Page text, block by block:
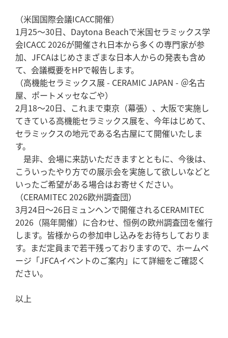
（米国国際会議ICACC開催）
1月25～30日、Daytona Beachで米国セラミックス学
会ICACC 2026が開催され日本から多くの専門家が参
加、JFCAはじめさまざまな日本人からの発表も含め
て、会議概要をHPで報告します。
（高機能セラミックス展 - CERAMIC JAPAN - ＠名古
屋、ポートメッセなごや）
2月18～20日、これまで東京（幕張）、大阪で実施し
てきている高機能セラミックス展を、今年はじめて、
セラミックスの地元である名古屋にて開催いたしま
す。
是非、会場に来訪いただきますとともに、今後は、
こういったやり方での展示会を実施して欲しいなどと
いったご希望がある場合はお寄せください。
（CERAMITEC 2026欧州調査団）
3月24日～26日ミュンヘンで開催されるCERAMITEC
2026（隔年開催）に合わせ、恒例の欧州調査団を催行
します。皆様からの参加申し込みをお待ちしておりま
す。まだ定員まで若干残っておりますので、ホームペ
ージ「JFCAイベントのご案内」にて詳細をご確認く
ださい。
以上